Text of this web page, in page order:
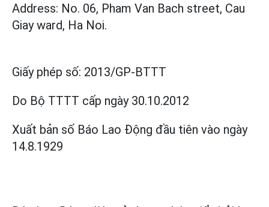
Address: No. 06, Pham Van Bach street, Cau
Giay ward, Ha Noi.
Giấy phép số: 2013/GP-BTTT
Do Bộ TTTT cấp ngày 30.10.2012
Xuất bản số Báo Lao Động đầu tiên vào ngày
14.8.1929